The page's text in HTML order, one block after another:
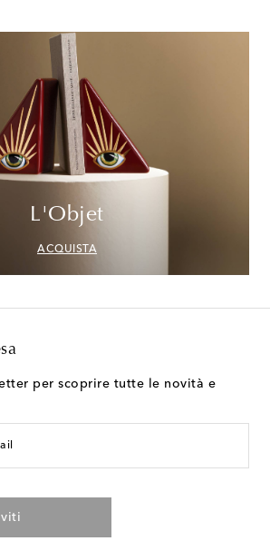
L'Objet
ACQUISTA
per scoprire tutte le novità e